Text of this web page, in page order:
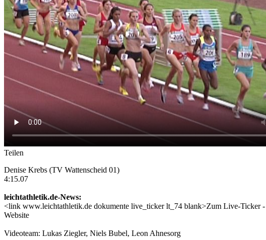
Teilen
Denise Krebs (TV Wattenscheid 01)
4:15.07
leichtathletik.de-News:
<link www.leichtathletik.de dokumente live_ticker lt_74 blank>Zum Live-
Website
Videoteam: Lukas Ziegler, Niels Bubel, Leon Ahnesorg